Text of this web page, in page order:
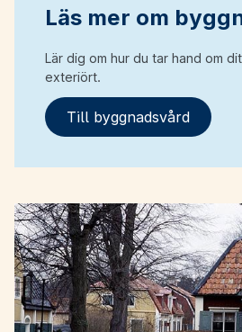
Läs mer om
Lär dig om hur du tar hand om
exteriört.
Till byggnadsvård